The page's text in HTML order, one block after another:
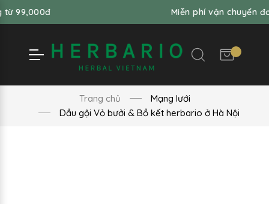
Miễn phí vận chuyển đơn
Trang chủ
Mạng lưới
Dầu gội Vỏ bưởi & Bồ kết herbario ở Hà Nội